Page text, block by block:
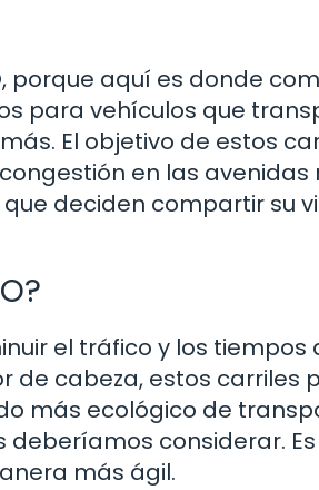
porque aquí es donde
para vehículos que
El objetivo de estos
en las avenidas
deciden compartir su
el tráfico y los tiempos
de cabeza, estos carriles
más ecológico de
considerar.
más ágil.